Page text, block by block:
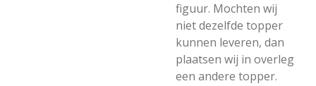
figuur. Mochten wij
niet dezelfde topper
kunnen leveren, dan
plaatsen wij in overleg
een andere topper.